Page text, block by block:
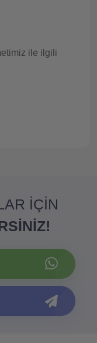
ile ilgili
İÇİN